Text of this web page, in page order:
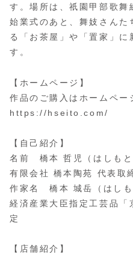
す。場所は、祇園甲部歌舞
始業式のあと、舞妓さんた
る「お茶屋」や「置家」に
す。
【ホームページ】
作品のご購入はホームペー
https://hseito.com/
【自己紹介】
名前 橋本 哲児（はしもと
有限会社 橋本陶苑 代表取
作家名 橋本 城岳（はしも
経済産業大臣指定工芸品「
定
【店舗紹介】